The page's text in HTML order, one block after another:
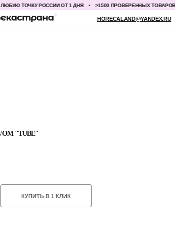
ТОЧКУ РОССИИ ОТ 1 ДНЯ >1500 ПРОВЕРЕННЫХ ТОВАРОВ
+7 (966) 077-55-50
HORECALAND@YANDEX.RU
"TUBE"
КУПИТЬ В 1 КЛИК